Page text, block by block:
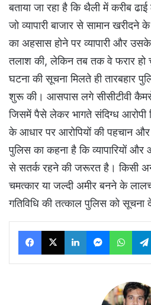
बताया जा रहा है कि थैली में करीब
जो व्यापारी बाजार से सामान
का अहसास होने पर व्यापारी और
तलाश की, लेकिन तब तक वे फरार
घटना की सूचना मिलते ही तारबहार
शुरू की। आसपास लगे सीसीटीवी
जिसमें पैसे लेकर भागते संदिग्ध
के आधार पर आरोपियों की पहचान
पुलिस का कहना है कि व्यापारियों
से सतर्क रहने की जरूरत है। किसी
चमत्कार या जल्दी अमीर बनने के
गतिविधि की तत्काल पुलिस को सूचना
Facebook
X LinkedInMessenger